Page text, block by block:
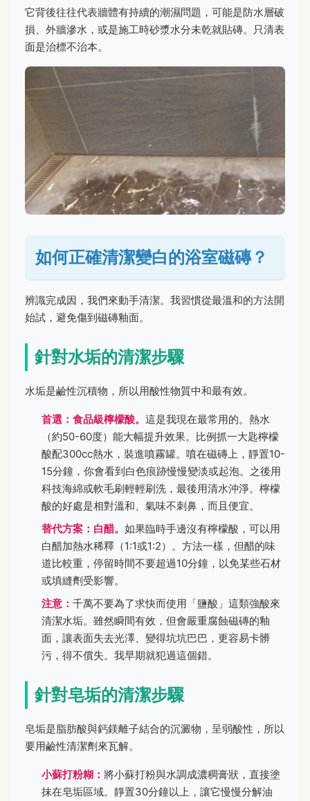
它背後往往代表牆體有持續的潮濕問題，可能是防水層破
損、外牆滲水，或是施工時砂漿水分未乾就貼磚。只清表
面是治標不治本。
如何正確清潔變白的浴室磁磚？
辨識完成因，我們來動手清潔。我習慣從最溫和的方法開
始試，避免傷到磁磚釉面。
針對水垢的清潔步驟
水垢是鹼性沉積物，所以用酸性物質中和最有效。
首選：食品級檸檬酸。 這是我現在最常用的。熱水
（約50-60度）能大幅提升效果。比例抓一大匙檸檬
酸配300cc熱水，裝進噴霧罐。噴在磁磚上，靜置10-
15分鐘，你會看到白色痕跡慢慢變淡或起泡。之後用
科技海綿或軟毛刷輕輕刷洗，最後用清水沖淨。檸檬
酸的好處是相對溫和、氣味不刺鼻，而且便宜。
替代方案：白醋。 如果臨時手邊沒有檸檬酸，可以用
白醋加熱水稀釋（1:1或1:2）。方法一樣，但醋的味
道比較重，停留時間不要超過10分鐘，以免某些石材
或填縫劑受影響。
注意： 千萬不要為了求快而使用「鹽酸」這類強酸來
清潔水垢。雖然瞬間有效，但會嚴重腐蝕磁磚的釉
面，讓表面失去光澤、變得坑坑巴巴，更容易卡髒
污，得不償失。我早期就犯過這個錯。
針對皂垢的清潔步驟
皂垢是脂肪酸與鈣鎂離子結合的沉澱物，呈弱酸性，所以
要用鹼性清潔劑來瓦解。
小蘇打粉糊： 將小蘇打粉與水調成濃稠膏狀，直接塗
抹在皂垢區域。靜置30分鐘以上，讓它慢慢分解油